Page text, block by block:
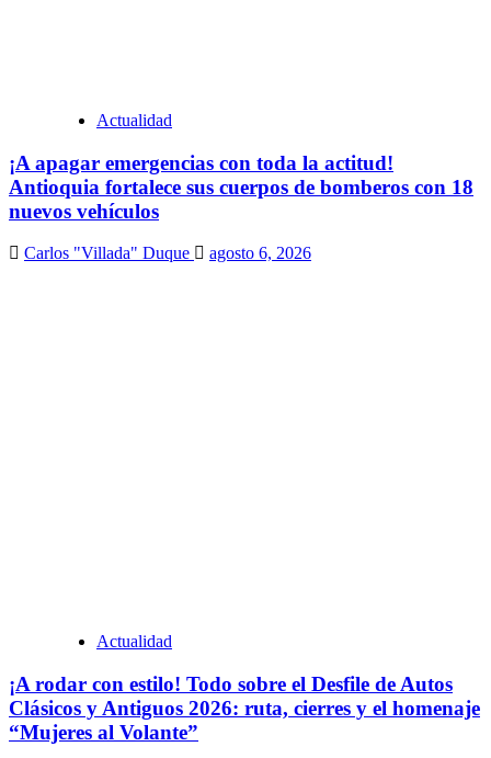
Actualidad
¡A apagar emergencias con toda la actitud!
Antioquia fortalece sus cuerpos de bomberos con 18
nuevos vehículos
Carlos "Villada" Duque agosto 6, 2026
Actualidad
¡A rodar con estilo! Todo sobre el Desfile de Autos
Clásicos y Antiguos 2026: ruta, cierres y el homenaje
“Mujeres al Volante”